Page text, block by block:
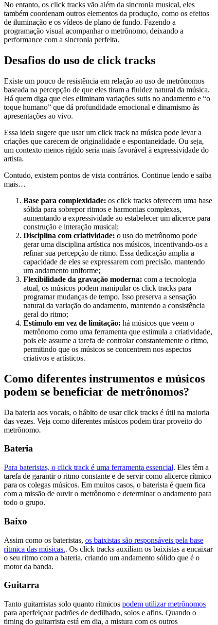
No entanto, os click tracks vão além da sincronia musical, eles
também coordenam outros elementos da produção, como os efeitos
de iluminação e os vídeos de plano de fundo. Fazendo a
programação visual acompanhar o metrônomo, deixando a
performance com a sincronia perfeita.
Desafios do uso de click tracks
Existe um pouco de resistência em relação ao uso de metrônomos
baseada na percepção de que eles tiram a fluidez natural da música.
Há quem diga que eles eliminam variações sutis no andamento e “o
toque humano” que dá profundidade emocional e dinamismo às
apresentações ao vivo.
Essa ideia sugere que usar um click track na música pode levar a
criações que carecem de originalidade e espontaneidade. Ou seja,
um contexto menos rígido seria mais favorável à expressividade do
artista.
Contudo, existem pontos de vista contrários. Continue lendo e saiba
mais…
Base para complexidade: os click tracks oferecem uma base
sólida para sobrepor ritmos e harmonias complexas,
aumentando a expressividade ao estabelecer um alicerce para
construção e interação musical;
Disciplina com criatividade: o uso do metrônomo pode
gerar uma disciplina artística nos músicos, incentivando-os a
refinar sua percepção de ritmo. Essa dedicação amplia a
capacidade de eles se expressarem com precisão, mantendo
um andamento uniforme;
Flexibilidade da gravação moderna: com a tecnologia
atual, os músicos podem manipular os click tracks para
programar mudanças de tempo. Isso preserva a sensação
natural da variação do andamento, mantendo a consistência
geral do ritmo;
Estímulo em vez de limitação: há músicos que veem o
metrônomo como uma ferramenta que estimula a criatividade,
pois ele assume a tarefa de controlar constantemente o ritmo,
permitindo que os músicos se concentrem nos aspectos
criativos e artísticos.
Como diferentes instrumentos e músicos
podem se beneficiar de metrônomos?
Da bateria aos vocais, o hábito de usar click tracks é útil na maioria
das vezes. Veja como diferentes músicos podem tirar proveito do
metrônomo.
Bateria
Para bateristas, o click track é uma ferramenta essencial. Eles têm a
tarefa de garantir o ritmo constante e de servir como alicerce rítmico
para os colegas músicos. Em muitos casos, o baterista é quem fica
com a missão de ouvir o metrônomo e determinar o andamento para
todo o grupo.
Baixo
Assim como os bateristas, os baixistas são responsáveis pela base
rítmica das músicas.. Os click tracks auxiliam os baixistas a encaixar
o seu ritmo com a bateria, criando um andamento sólido que é o
motor da banda.
Guitarra
Tanto guitarristas solo quanto rítmicos podem utilizar metrônomos
para aperfeiçoar padrões de dedilhado, solos e afins. Quando o
timing do guitarrista está em dia, a mistura com os outros